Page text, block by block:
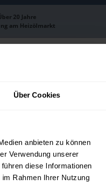
Über Cookies
anbieten zu können
Verwendung unserer
diese Informationen
Rahmen Ihrer Nutzung
20 Jahre
am Heizölmarkt
Charts, Preisprognose
der unten stehenden Liste
Bad Häring